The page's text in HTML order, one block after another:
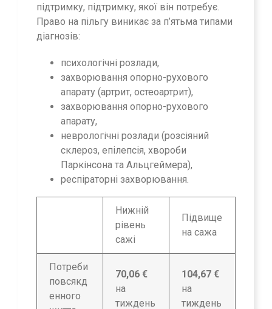
підтримку, підтримку, якої він потребує.
Право на пільгу виникає за п’ятьма типами
діагнозів:
психологічні розлади,
захворювання опорно-рухового
апарату (артрит, остеоартрит),
захворювання опорно-рухового
апарату,
неврологічні розлади (розсіяний
склероз, епілепсія, хвороби
Паркінсона та Альцгеймера),
респіраторні захворювання.
Нижній
рівень
сажі
Підвище
на сажа
Потреби
повсякд
енного
70,06 €
на
тиждень
104,67 €
на
тиждень